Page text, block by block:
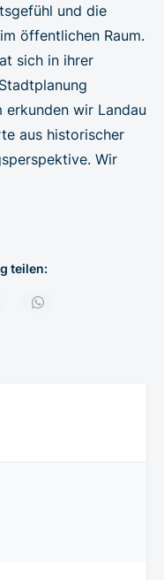
und die
öffentlichen Raum.
sich in ihrer
erkunden wir Landau
aus historischer
Wir
teilen: